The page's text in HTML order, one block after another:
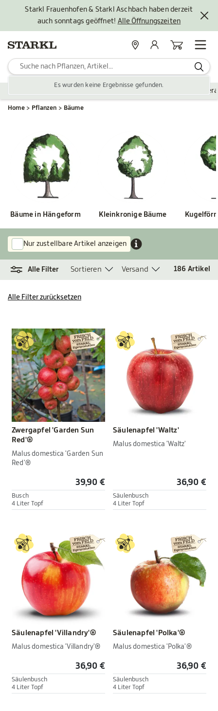
Starkl Frauenhofen & Starkl Aschbach haben derzeit
auch sonntags geöffnet! Alle Öffnungszeiten
Es wurden keine Ergebnisse gefunden.
StandorteMein KontoWarenkorb
Zubehör Gartengestaltung
Home Pflanzen Bäume
Bäume in Hängeform Kleinkronige Bäume
Nur zustellbare Artikel anzeigen
Alle Filter Sortieren Versand 186 Artikel
Alle Filter zurücksetzen
Zwergapfel 'Garden Sun
Red'®
Malus domestica 'Garden Sun
Red'®
39,90 €
Busch
4 Liter Topf
Säulenapfel 'Waltz'
Malus domestica 'Waltz'
36,90 €
Säulenbusch
4 Liter Topf
Säulenapfel 'Villandry'®
Malus domestica 'Villandry'®
36,90 €
Säulenbusch
4 Liter Topf
Säulenapfel 'Polka'®
Malus domestica 'Polka'®
36,90 €
Säulenbusch
4 Liter Topf